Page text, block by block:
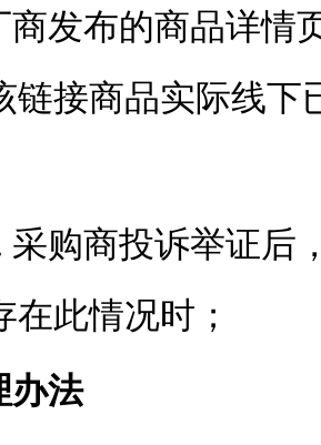
商发布的商品详情
链接商品实际线
采购商投诉举证后
在此情况时；
办法